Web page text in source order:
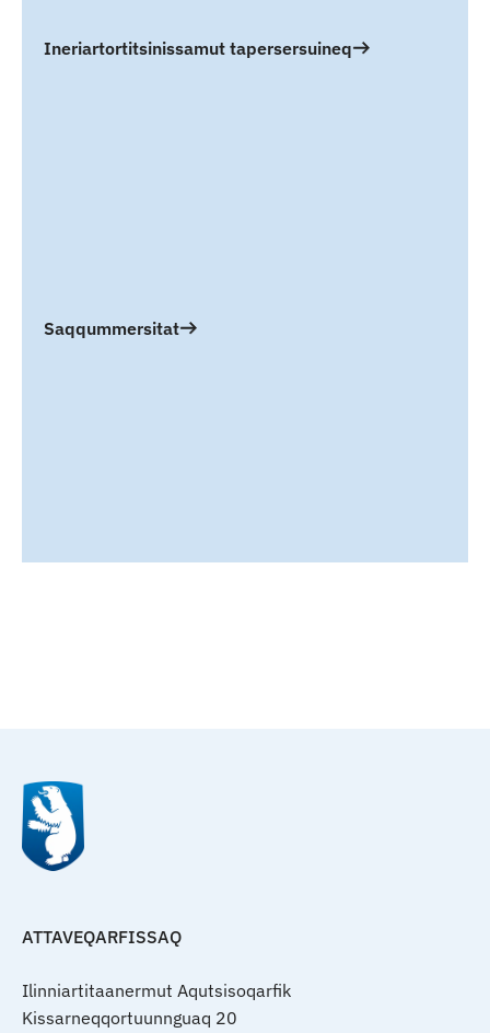
Ineriartortitsinissamut tapersersuineq
Saqqummersitat
ATTAVEQARFISSAQ
Ilinniartitaanermut Aqutsisoqarfik
Kissarneqqortuunnguaq 20